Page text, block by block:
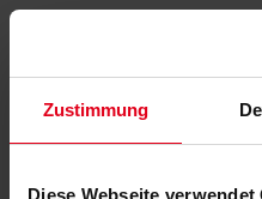
Zustimmung
Diese Webseite verwendet